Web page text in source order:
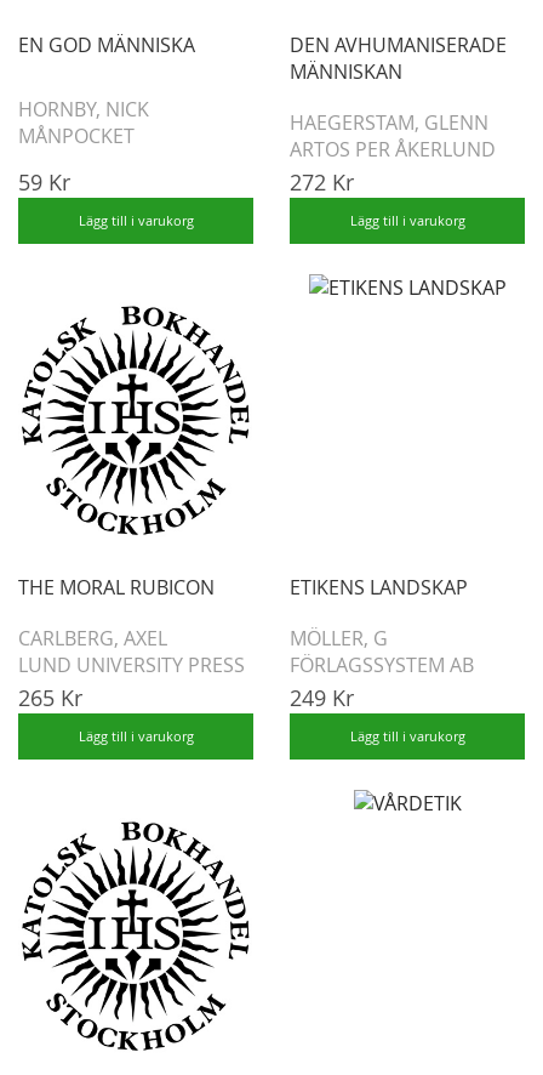
EN GOD MÄNNISKA
HORNBY, NICK
MÅNPOCKET
59 Kr
Lägg till i varukorg
DEN AVHUMANISERADE
MÄNNISKAN
HAEGERSTAM, GLENN
ARTOS PER ÅKERLUND
272 Kr
Lägg till i varukorg
THE MORAL RUBICON
CARLBERG, AXEL
LUND UNIVERSITY PRESS
265 Kr
Lägg till i varukorg
ETIKENS LANDSKAP
MÖLLER, G
FÖRLAGSSYSTEM AB
249 Kr
Lägg till i varukorg